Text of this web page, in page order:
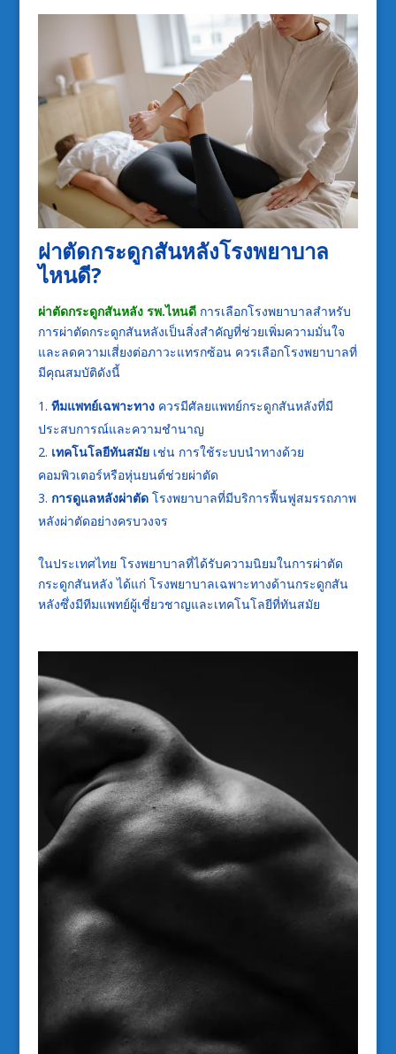
ผ่าตัดกระดูกสันหลังโรงพยาบาล
ไหนดี?
ผ่าตัดกระดูกสันหลัง รพ.ไหนดีการเลือกโรงพยาบาลสำหรับ
การผ่าตัดกระดูกสันหลังเป็นสิ่งสำคัญที่ช่วยเพิ่มความมั่นใจ
และลดความเสี่ยงต่อภาวะแทรกซ้อน ควรเลือกโรงพยาบาลที่
มีคุณสมบัติดังนี้
ทีมแพทย์เฉพาะทางควรมีศัลยแพทย์กระดูกสันหลังที่มี
ประสบการณ์และความชำนาญ
เทคโนโลยีทันสมัยเช่น การใช้ระบบนำทางด้วย
คอมพิวเตอร์หรือหุ่นยนต์ช่วยผ่าตัด
การดูแลหลังผ่าตัดโรงพยาบาลที่มีบริการฟื้นฟูสมรรถภาพ
หลังผ่าตัดอย่างครบวงจร
ในประเทศไทย โรงพยาบาลที่ได้รับความนิยมในการผ่าตัด
กระดูกสันหลัง ได้แก่ โรงพยาบาลเฉพาะทางด้านกระดูกสัน
หลังซึ่งมีทีมแพทย์ผู้เชี่ยวชาญและเทคโนโลยีที่ทันสมัย